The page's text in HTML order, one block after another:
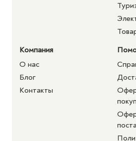
Компания
О нас
Блог
Контакты